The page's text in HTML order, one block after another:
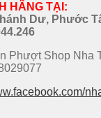
HÃNG TẠI:
Dư, Phước
Phượt Shop Nha